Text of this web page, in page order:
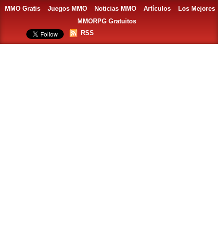
MMO Gratis Juegos MMO Noticias MMO Artículos
Los Mejores
MMORPG Gratuitos
RSS